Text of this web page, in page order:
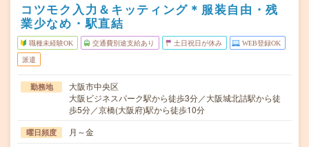
コツモク入力＆キッティング＊服装自由・残
業少なめ・駅直結
職種未経験OK 交通費別途支給あり 土日祝日が休み WEB登録OK
派遣
勤務地
大阪市中央区
大阪ビジネスパーク駅から徒歩3分／大阪城北詰駅から徒
歩5分／京橋(大阪府)駅から徒歩10分
曜日頻度 月～金